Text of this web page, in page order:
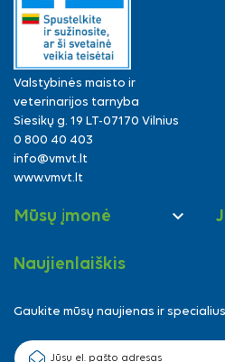
Valstybinės maisto ir
veterinarijos tarnyba
Siesikų g. 19 LT-07170 Vilnius
0 800 40 403
info@vmvt.lt
www.vmvt.lt
Mūsų įmonė 
Naujienlaiškis
Gaukite mūsų naujienas ir